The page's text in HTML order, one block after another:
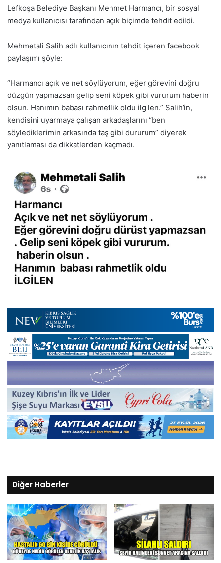
Lefkoşa Belediye Başkanı Mehmet Harmancı, bir sosyal
medya kullanıcısı tarafından açık biçimde tehdit edildi.
Mehmetali Salih adlı kullanıcının tehdit içeren facebook
paylaşımı şöyle:
“Harmancı açık ve net söylüyorum, eğer görevini doğru
düzgün yapmazsan gelip seni köpek gibi vururum haberin
olsun. Hanımın babası rahmetlik oldu ilgilen.” Salih’in,
kendisini uyarmaya çalışan arkadaşlarını “ben
söylediklerimin arkasında taş gibi dururum” diyerek
yanıtlaması da dikkatlerden kaçmadı.
Diğer Haberler